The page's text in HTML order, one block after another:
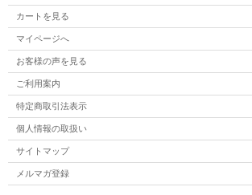
カートを見る
マイページへ
お客様の声を見る
ご利用案内
特定商取引法表示
個人情報の取扱い
サイトマップ
メルマガ登録